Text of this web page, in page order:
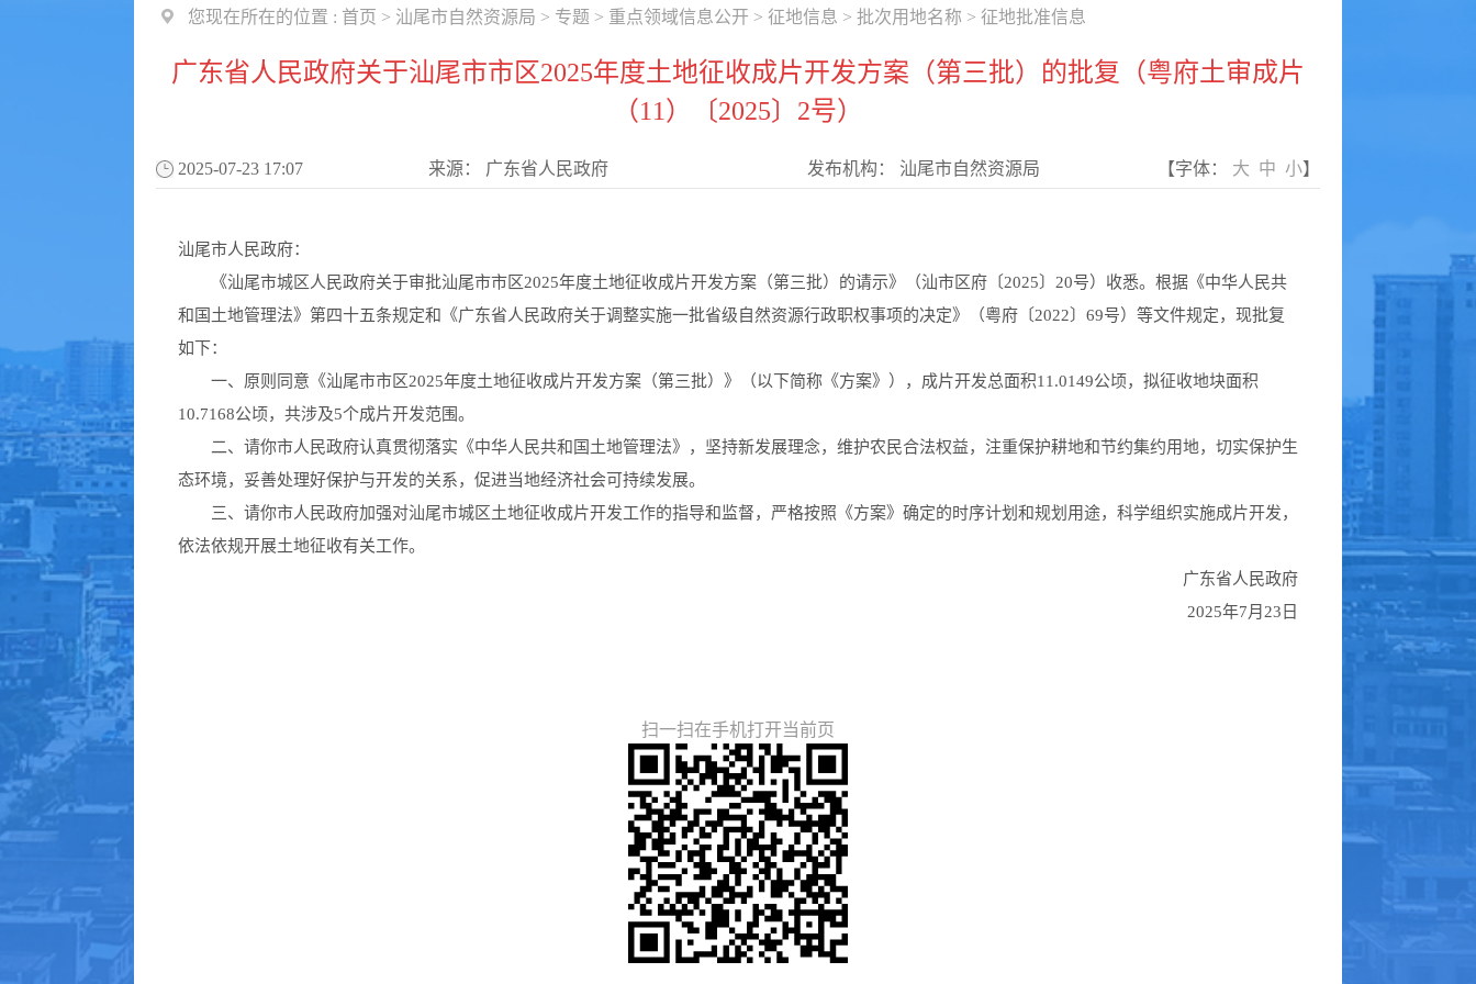
您现在所在的位置 : 首页 > 汕尾市自然资源局 > 专题 > 重点领域信息公开 > 征地信息 > 批次用地名称 > 征地批准信息
广东省人民政府关于汕尾市市区2025年度土地征收成片开发方案（第三批）的批复（粤府土审成片
（11）〔2025〕2号）
2025-07-23 17:07 来源： 广东省人民政府 发布机构： 汕尾市自然资源局 【字体： 大 中 小】
汕尾市人民政府：
《汕尾市城区人民政府关于审批汕尾市市区2025年度土地征收成片开发方案（第三批）的请示》（汕市区府〔2025〕20号）收悉。根据《中华人民共
和国土地管理法》第四十五条规定和《广东省人民政府关于调整实施一批省级自然资源行政职权事项的决定》（粤府〔2022〕69号）等文件规定，现批复
如下：
一、原则同意《汕尾市市区2025年度土地征收成片开发方案（第三批）》（以下简称《方案》），成片开发总面积11.0149公顷，拟征收地块面积
10.7168公顷，共涉及5个成片开发范围。
二、请你市人民政府认真贯彻落实《中华人民共和国土地管理法》，坚持新发展理念，维护农民合法权益，注重保护耕地和节约集约用地，切实保护生
态环境，妥善处理好保护与开发的关系，促进当地经济社会可持续发展。
三、请你市人民政府加强对汕尾市城区土地征收成片开发工作的指导和监督，严格按照《方案》确定的时序计划和规划用途，科学组织实施成片开发，
依法依规开展土地征收有关工作。
广东省人民政府
2025年7月23日
扫一扫在手机打开当前页